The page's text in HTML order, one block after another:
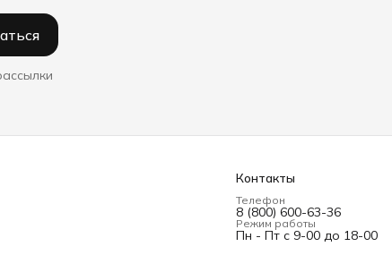
Контакты
Телефон
8 (800) 600-63-36
Режим работы
Пн - Пт с 9-00 до 18-00